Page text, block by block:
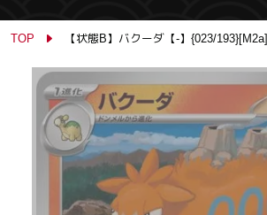
TOP 【状態B】バクーダ【-】{023/193}[M2a]